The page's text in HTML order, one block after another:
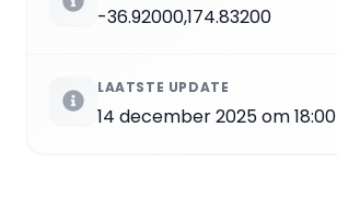
-36.92000,174.83200
LAATSTE UPDATE
14 december 2025 om 18:00